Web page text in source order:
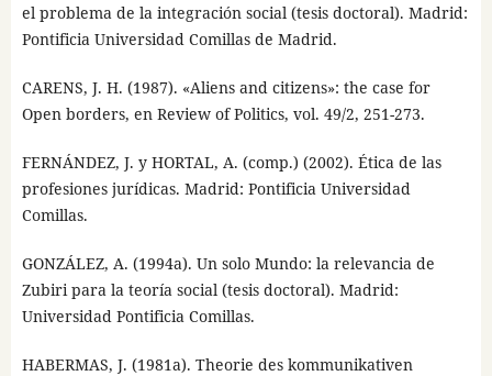
el problema de la integración social (tesis doctoral). Madrid:
Pontificia Universidad Comillas de Madrid.
CARENS, J. H. (1987). «Aliens and citizens»: the case for
Open borders, en Review of Politics, vol. 49/2, 251-273.
FERNÁNDEZ, J. y HORTAL, A. (comp.) (2002). Ética de las
profesiones jurídicas. Madrid: Pontificia Universidad
Comillas.
GONZÁLEZ, A. (1994a). Un solo Mundo: la relevancia de
Zubiri para la teoría social (tesis doctoral). Madrid:
Universidad Pontificia Comillas.
HABERMAS, J. (1981a). Theorie des kommunikativen